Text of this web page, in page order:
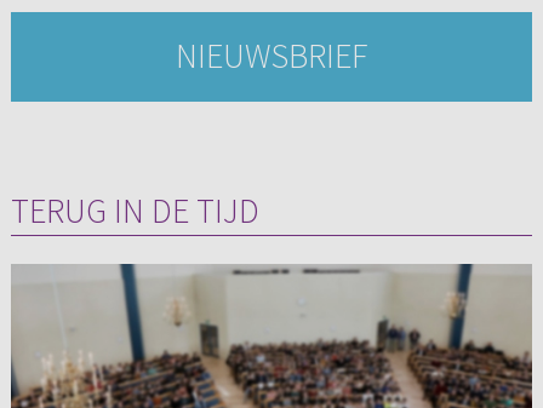
NIEUWSBRIEF
TERUG IN DE TIJD